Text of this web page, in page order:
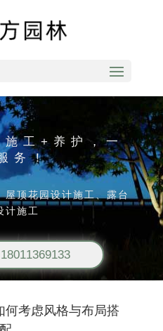
施工+养护，一
务！
顶花园设计施工、露台
计施工
何考虑风格与布局搭